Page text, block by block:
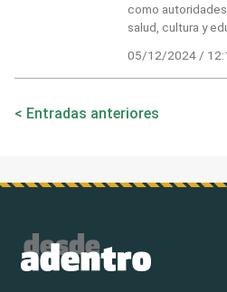
como
salud, cultura y
05/12/2024 /
Navegación
Entradas anteriores